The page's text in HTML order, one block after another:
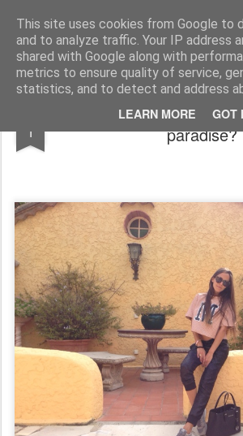
This site uses cookies from Google to
and to analyze traffic. Your IP address
shared with Google along with
metrics to ensure quality of service,
statistics, and to detect and address
LEARN MORE GOT
Francesca Cappelletti Model - blogger -designer- image consultant
1
You were never told that
paradise?